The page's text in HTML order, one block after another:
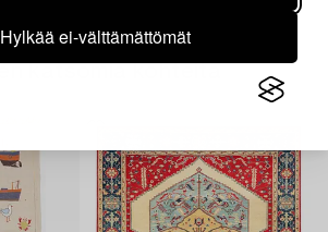
Hylkää ei-välttämättömät